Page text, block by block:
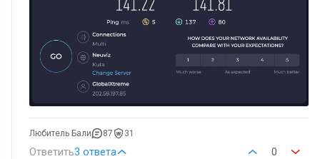
Любитель Бали 87 31
Ответить3 ответа 0